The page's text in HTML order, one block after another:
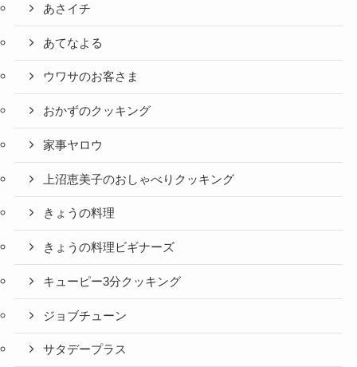
あさイチ
あてなよる
ウワサのお客さま
おかずのクッキング
家事ヤロウ
上沼恵美子のおしゃべりクッキング
きょうの料理
きょうの料理ビギナーズ
キューピー3分クッキング
ジョブチューン
サタデープラス